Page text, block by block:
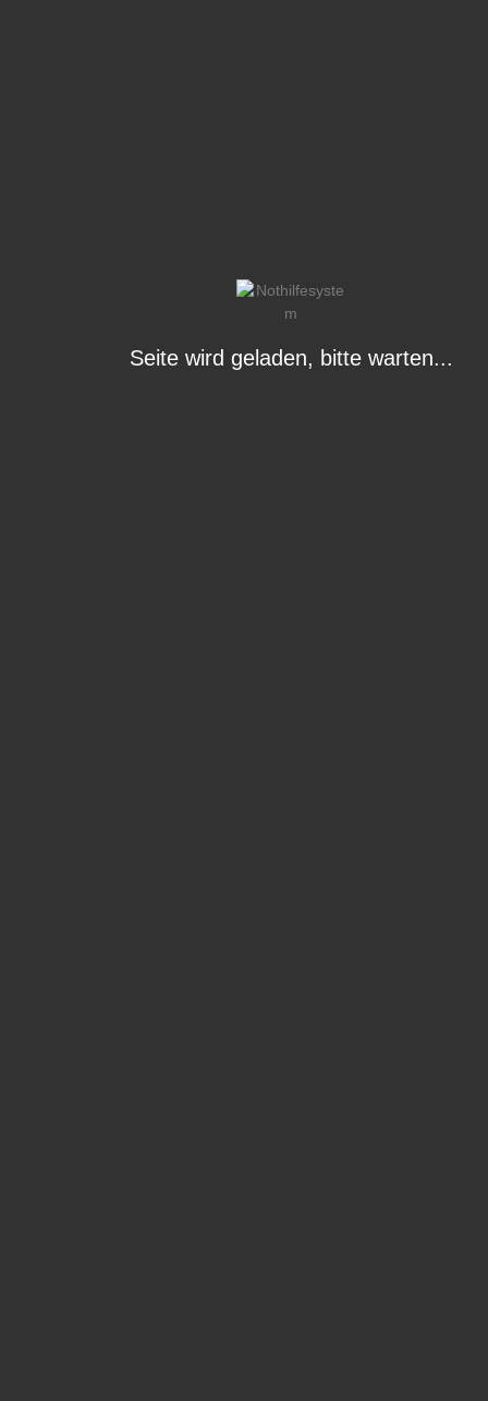
Seite wird geladen, bitte warten...